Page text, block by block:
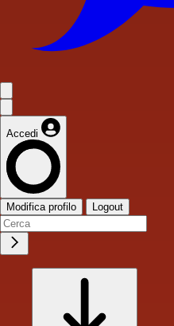
Accedi
Modifica profilo Logout